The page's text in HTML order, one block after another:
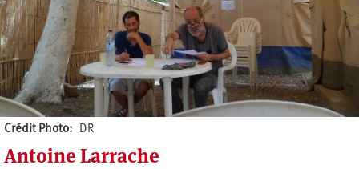
Crédit Photo DR
Antoine Larrache